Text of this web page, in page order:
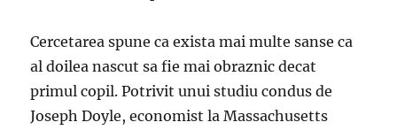
Cercetarea spune ca exista mai multe sanse ca
al doilea nascut sa fie mai obraznic decat
primul copil. Potrivit unui studiu condus de
Joseph Doyle, economist la Massachusetts